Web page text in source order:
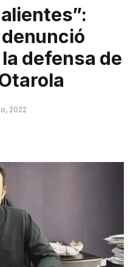
defensa de
2022